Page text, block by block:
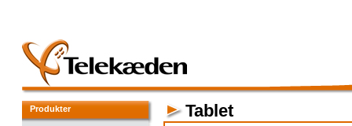
Produkter Tablet